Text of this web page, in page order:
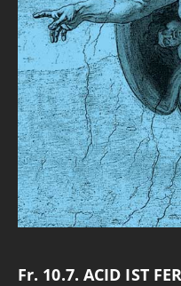
Fr. 10.7. ACID IST